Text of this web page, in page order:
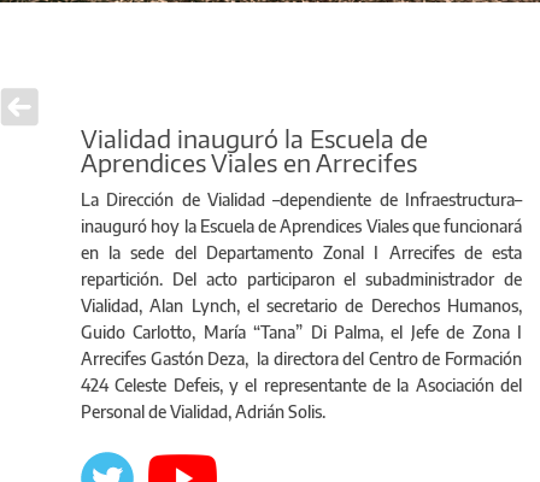
Vialidad inauguró la Escuela de
Aprendices Viales en Arrecifes
La Dirección de Vialidad –dependiente de Infraestructura–
inauguró hoy la Escuela de Aprendices Viales que funcionará
en la sede del Departamento Zonal I Arrecifes de esta
repartición. Del acto participaron el subadministrador de
Vialidad, Alan Lynch, el secretario de Derechos Humanos,
Guido Carlotto, María “Tana” Di Palma, el Jefe de Zona I
Arrecifes Gastón Deza, la directora del Centro de Formación
424 Celeste Defeis, y el representante de la Asociación del
Personal de Vialidad, Adrián Solis.